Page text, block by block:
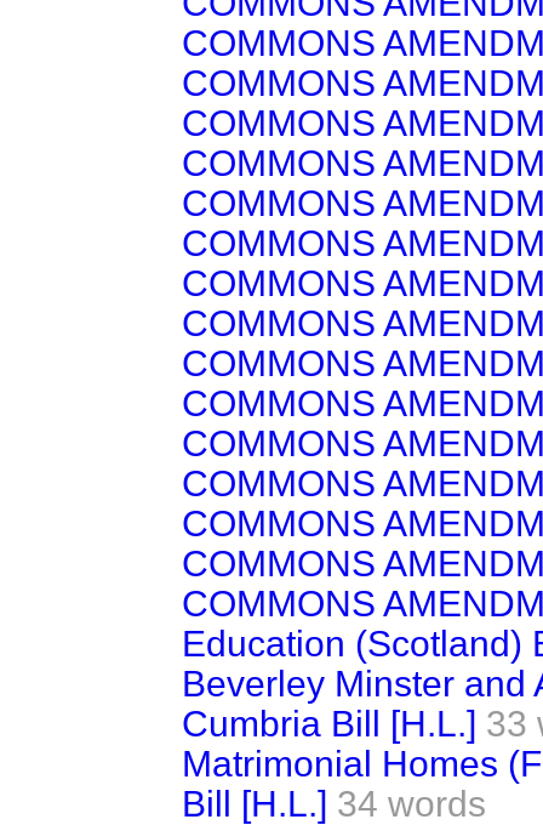
COMMONS
COMMONS
COMMONS
COMMONS
COMMONS
COMMONS
COMMONS
COMMONS
COMMONS
COMMONS
COMMONS
COMMONS
COMMONS
COMMONS
COMMONS
Education (Scotland)
Beverley Minster and
Cumbria Bill [H.L.] 33
Matrimonial Homes
Bill [H.L.] 34 words